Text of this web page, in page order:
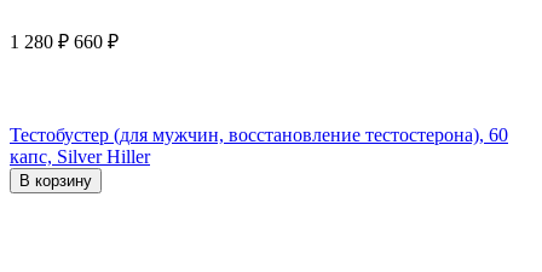
1 280 ₽ 660 ₽
Тестобустер (для мужчин, восстановление тестостерона), 60
капс, Silver Hiller
В корзину